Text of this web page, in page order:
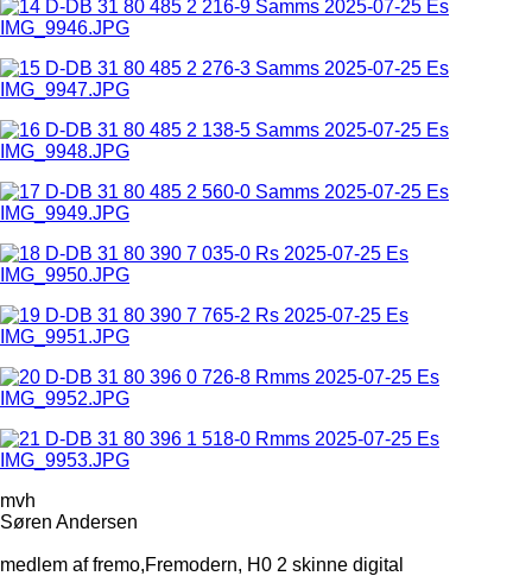
mvh
Søren Andersen
medlem af fremo,Fremodern, H0 2 skinne digital